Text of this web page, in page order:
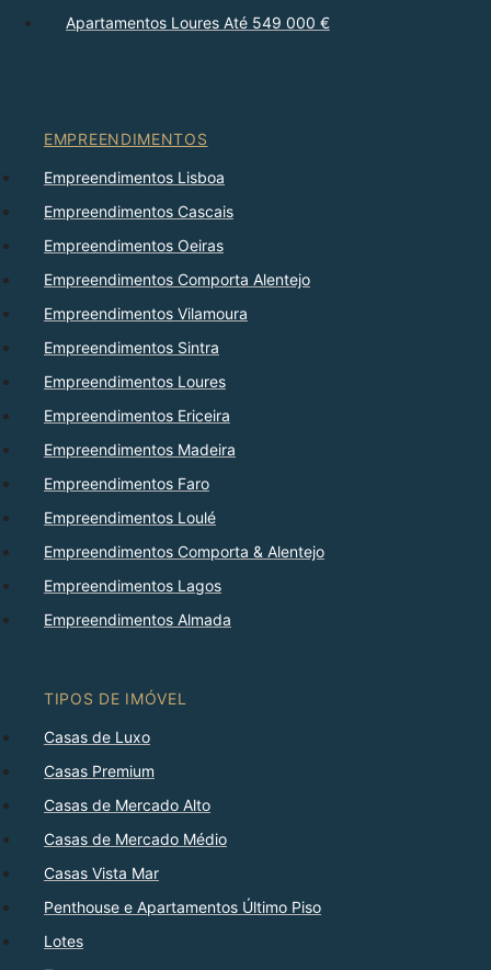
Apartamentos Loures Até 549 000 €
EMPREENDIMENTOS
Empreendimentos Lisboa
Empreendimentos Cascais
Empreendimentos Oeiras
Empreendimentos Comporta Alentejo
Empreendimentos Vilamoura
Empreendimentos Sintra
Empreendimentos Loures
Empreendimentos Ericeira
Empreendimentos Madeira
Empreendimentos Faro
Empreendimentos Loulé
Empreendimentos Comporta & Alentejo
Empreendimentos Lagos
Empreendimentos Almada
TIPOS DE IMÓVEL
Casas de Luxo
Casas Premium
Casas de Mercado Alto
Casas de Mercado Médio
Casas Vista Mar
Penthouse e Apartamentos Último Piso
Lotes